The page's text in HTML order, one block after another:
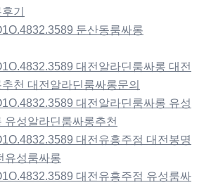
기
둔산동룸싸롱
대전알라딘룸싸롱 대전
천 대전알라딘룸싸롱문의
대전알라딘룸싸롱 유성
유성알라딘룸싸롱추천
대전유흥주점 대전봉명
유성룸싸롱
대전유흥주점 유성룸싸